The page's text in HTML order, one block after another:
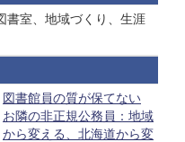
書室、地域づくり、生涯
図書館員の質が保てない
お隣の非正規公務員：地域
から変える、北海道から変